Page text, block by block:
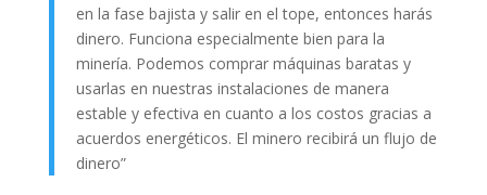
en la fase bajista y salir en el tope, entonces harás
dinero. Funciona especialmente bien para la
minería. Podemos comprar máquinas baratas y
usarlas en nuestras instalaciones de manera
estable y efectiva en cuanto a los costos gracias a
acuerdos energéticos. El minero recibirá un flujo de
dinero”